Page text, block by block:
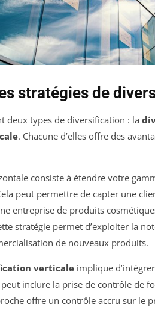
stratégies de
deux types de diversification : la
. Chacune d’elles offre des
consiste à étendre votre
peut permettre de capter une
entreprise de produits
stratégie permet d’exploiter la
de nouveaux produits.
verticale implique
inclure la prise de contrôle de
offre un contrôle accru sur le